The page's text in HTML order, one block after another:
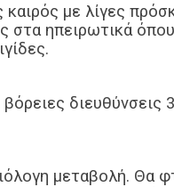
με λίγες
στα ηπειρωτικά
διευθύνσεις
μεταβολή. Θα